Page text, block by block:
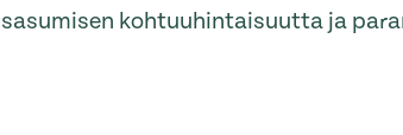
kohtuuhintaisuutta ja